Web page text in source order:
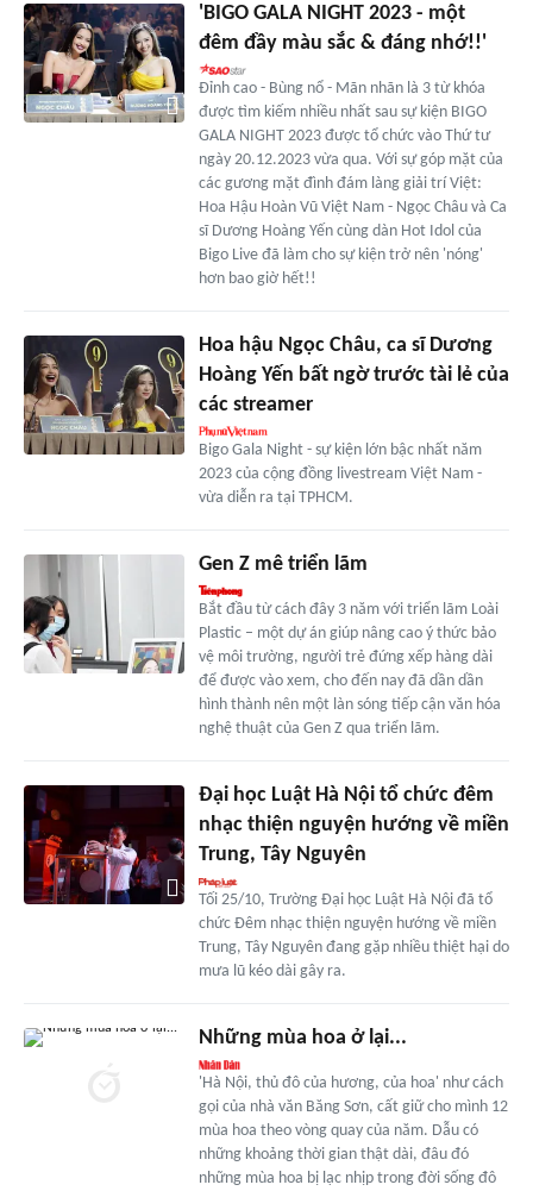
'BIGO GALA NIGHT 2023 - một
đêm đầy màu sắc & đáng nhớ!!'
Đỉnh cao - Bùng nổ - Mãn nhãn là 3 từ khóa
được tìm kiếm nhiều nhất sau sự kiện BIGO
GALA NIGHT 2023 được tổ chức vào Thứ tư
ngày 20.12.2023 vừa qua. Với sự góp mặt của
các gương mặt đình đám làng giải trí Việt:
Hoa Hậu Hoàn Vũ Việt Nam - Ngọc Châu và Ca
sĩ Dương Hoàng Yến cùng dàn Hot Idol của
Bigo Live đã làm cho sự kiện trở nên 'nóng'
hơn bao giờ hết!!
Hoa hậu Ngọc Châu, ca sĩ Dương
Hoàng Yến bất ngờ trước tài lẻ của
các streamer
Bigo Gala Night - sự kiện lớn bậc nhất năm
2023 của cộng đồng livestream Việt Nam -
vừa diễn ra tại TPHCM.
Gen Z mê triển lãm
Bắt đầu từ cách đây 3 năm với triển lãm Loài
Plastic – một dự án giúp nâng cao ý thức bảo
vệ môi trường, người trẻ đứng xếp hàng dài
để được vào xem, cho đến nay đã dần dần
hình thành nên một làn sóng tiếp cận văn hóa
nghệ thuật của Gen Z qua triển lãm.
Đại học Luật Hà Nội tổ chức đêm
nhạc thiện nguyện hướng về miền
Trung, Tây Nguyên
Tối 25/10, Trường Đại học Luật Hà Nội đã tổ
chức Đêm nhạc thiện nguyện hướng về miền
Trung, Tây Nguyên đang gặp nhiều thiệt hại do
mưa lũ kéo dài gây ra.
Những mùa hoa ở lại...
'Hà Nội, thủ đô của hương, của hoa' như cách
gọi của nhà văn Băng Sơn, cất giữ cho mình 12
mùa hoa theo vòng quay của năm. Dẫu có
những khoảng thời gian thật dài, đâu đó
những mùa hoa bị lạc nhịp trong đời sống đô